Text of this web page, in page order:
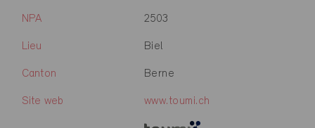
NPA 2503
Lieu Biel
Canton Berne
Site web www.toumi.ch